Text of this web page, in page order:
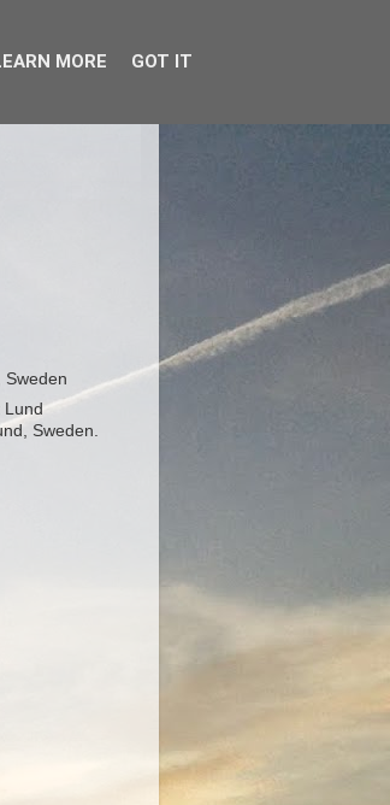
Sweden
Lund
Sweden.
MORE GOT IT